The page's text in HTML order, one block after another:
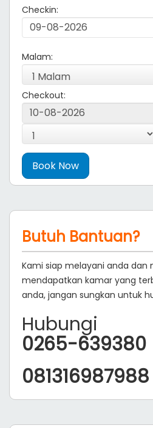
Checkin:
Malam:
Checkout:
Butuh Bantuan?
Kami siap melayani anda
mendapatkan kamar yang
anda, jangan sungkan untuk
Hubungi
0265-639380
081316987988